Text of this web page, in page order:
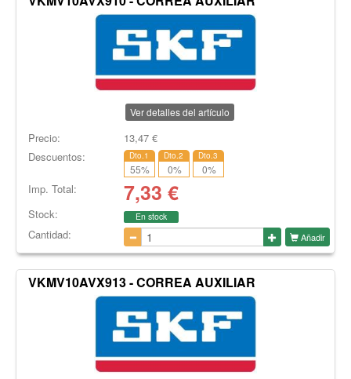
Ver detalles del artículo
Precio: 13,47€
Descuentos:
Dto.1
55%
Dto.2
0%
Dto.3
0%
Imp. Total: 7,33 €
Stock: En stock
Cantidad: Añadir
VKMV10AVX913 - CORREA AUXILIAR